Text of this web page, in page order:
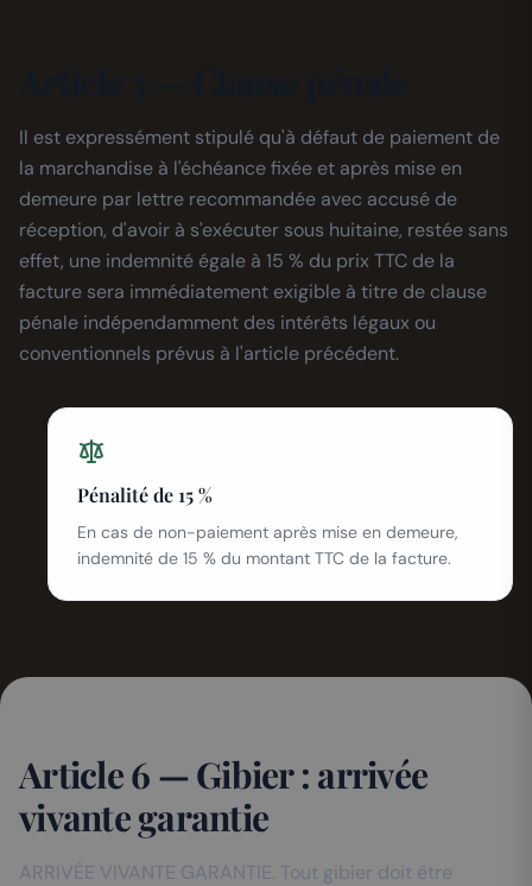
Il est expressément stipulé qu'à défaut de paiement de
la marchandise à l'échéance fixée et après mise en
demeure par lettre recommandée avec accusé de
réception, d'avoir à s'exécuter sous huitaine, restée sans
effet, une indemnité égale à 15 % du prix TTC de la
facture sera immédiatement exigible à titre de clause
pénale indépendamment des intérêts légaux ou
conventionnels prévus à l'article précédent.
Pénalité de 15 %
En cas de non-paiement après mise en demeure,
indemnité de 15 % du montant TTC de la facture.
Article 6 — Gibier : arrivée
vivante garantie
ARRIVÉE VIVANTE GARANTIE. Tout gibier doit être